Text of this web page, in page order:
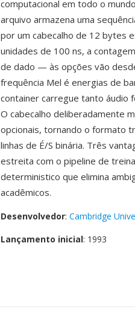
computacional em todo o
arquivo armazena uma
por um cabecalho de 12 bytes
unidades de 100 ns, a
de dado — às opções vão
frequência Mel é energias de
container carregue tanto áudio
O cabecalho deliberadamente
opcionais, tornando o formato
linhas de É/S binária. Três
estreita com o pipeline de
deterministico que elimina
acadêmicos.
Desenvolvedor: Cambridge
Lançamento inicial: 1993